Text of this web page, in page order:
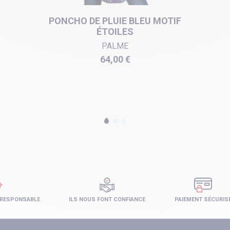
PONCHO DE PLUIE BLEU MOTIF
ÉTOILES
PALME
Prix
64,00 €
PAIEMENT
ILS NOUS FONT CONFIANCE